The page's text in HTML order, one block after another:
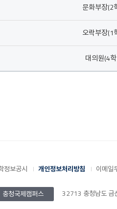
문화부장(2
오락부장(1
대의원(4
정보공시 개인정보처리방침 이메일
충청국제캠퍼스 32713 충청남도